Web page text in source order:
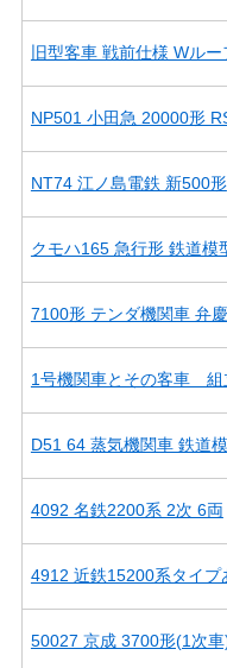
旧型客車 戦前仕様 Wルー
NP501 小田急 20000形
NT74 江ノ島電鉄 新500形
クモハ165 急行形 鉄道模
7100形 テンダ機関車 弁慶
1号機関車とその客車 組
D51 64 蒸気機関車 鉄道
4092 名鉄2200系 2次 6両
4912 近鉄15200系タイプ
50027 京成 3700形(1次